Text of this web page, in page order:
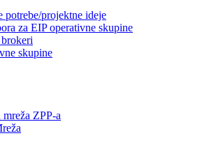
potrebe/projektne ideje
za EIP operativne skupine
skupine
ZPP-a